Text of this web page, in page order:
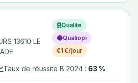
13610 LE
Qualité
Qualiopi
1 €/jour
Taux de réussite B 2024 : 63 %